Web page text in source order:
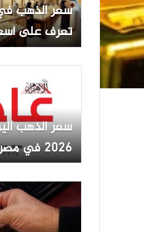
سعر الذهب
تعرف على
السبت 8 أغسطس
2026 في مصر صباحًا